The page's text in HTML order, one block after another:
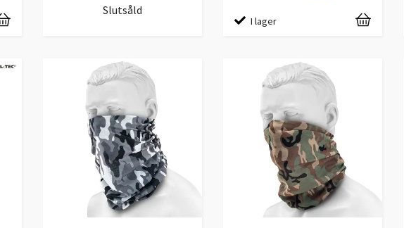
Slutsåld
I lager